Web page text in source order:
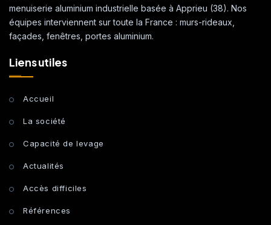
menuiserie aluminium industrielle basée à Apprieu (38). Nos
équipes interviennent sur toute la France : murs-rideaux,
façades, fenêtres, portes aluminium.
Liens utiles
Accueil
La société
Capacité de levage
Actualités
Accès difficiles
Références